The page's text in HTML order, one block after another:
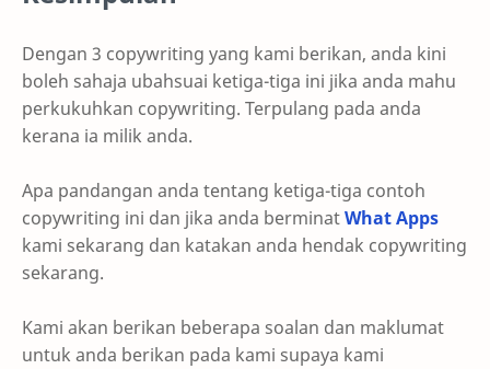
Dengan 3 copywriting yang kami berikan, anda kini
boleh sahaja ubahsuai ketiga-tiga ini jika anda mahu
perkukuhkan copywriting. Terpulang pada anda
kerana ia milik anda.
Apa pandangan anda tentang ketiga-tiga contoh
copywriting ini dan jika anda berminatWhat Apps
kami sekarang dan katakan anda hendak copywriting
sekarang.
Kami akan berikan beberapa soalan dan maklumat
untuk anda berikan pada kami supaya kami